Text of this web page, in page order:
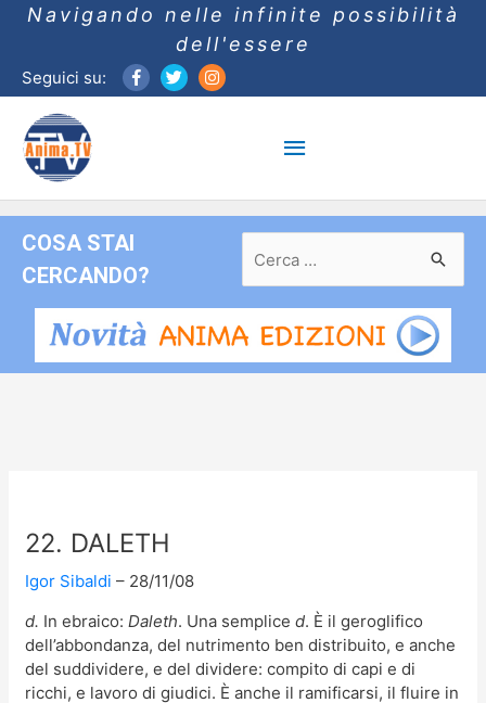
Navigando nelle infinite possibilità
dell'essere
Seguici su:
Menu
principale
COSA STAI
CERCANDO?
per:
22. DALETH
Igor Sibaldi
28/11/08
d. In ebraico:Daleth. Una sempliced. È il geroglifico
dell’abbondanza, del nutrimento ben distribuito, e anche
del suddividere, e del dividere: compito di capi e di
ricchi, e lavoro di giudici. È anche il ramificarsi, il fluire in